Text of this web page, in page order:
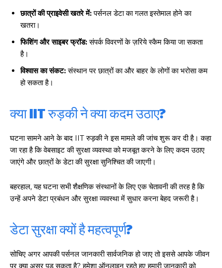
छात्रों की प्राइवेसी खतरे में:पर्सनल डेटा का गलत इस्तेमाल होने का
खतरा।
फिशिंग और साइबर फ्रॉड:संपर्क विवरणों के ज़रिये स्कैम किया जा सकता
है।
विश्वास का संकट:संस्थान पर छात्रों का और बाहर के लोगों का भरोसा कम
हो सकता है।
क्या IIT रुड़की ने क्या कदम उठाए?
घटना सामने आने के बाद IIT रुड़की ने इस मामले की जांच शुरू कर दी है। कहा
जा रहा है कि वेबसाइट की सुरक्षा व्यवस्था को मजबूत करने के लिए कदम उठाए
जाएंगे और छात्रों के डेटा की सुरक्षा सुनिश्चित की जाएगी।
बहरहाल, यह घटना सभी शैक्षणिक संस्थानों के लिए एक चेतावनी की तरह है कि
उन्हें अपने डेटा प्रबंधन और सुरक्षा व्यवस्था में सुधार करना बेहद जरूरी है।
डेटा सुरक्षा क्यों है महत्वपूर्ण?
सोचिए अगर आपकी पर्सनल जानकारी सार्वजनिक हो जाए तो इससे आपके जीवन
पर क्या असर पड़ सकता है? हमेशा ऑनलाइन रहते हुए हमारी जानकारी को